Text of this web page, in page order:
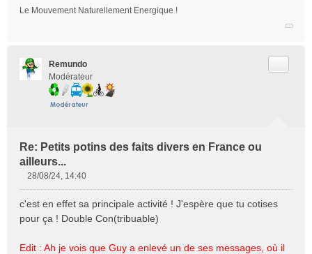
l
Le Mouvement Naturellement Energique !
Remundo
Modérateur
Re: Petits potins des faits divers en France ou
ailleurs...
s
s
g
28/08/24, 14:40
c'est en effet sa principale activité ! J'espère que tu cotises
pour ça ! Double Con(tribuable)
Edit : Ah je vois que Guy a enlevé un de ses messages, où il